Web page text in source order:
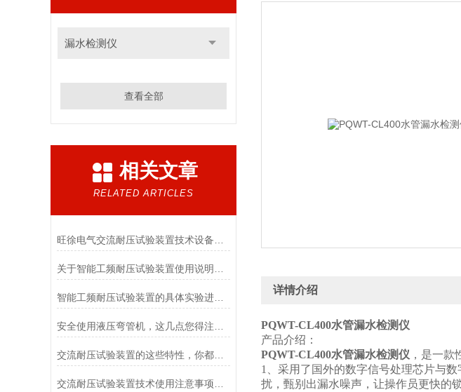
漏水检测仪
查看全部
相关文章
RELATED ARTICLES
智能工频耐压试验装置的具体实验进行结构分析
交流耐压试验装置的这些特性，你都了解吗？
详情介绍
PQWT-CL400水管漏水检测仪
产品介绍：
PQWT-CL400水管漏水检测仪 ，是一
1、采用了国外的数字信号处理芯片与
扰，甄别出漏水噪声，让操作员更快的